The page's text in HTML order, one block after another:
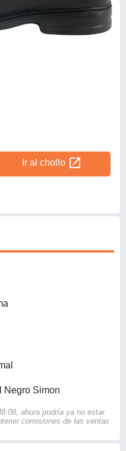
Ir al chollo open_in_new
Negro Simon
ahora podría ya no estar
comisiones de las ventas.